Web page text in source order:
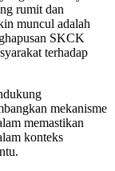
rumit dan
muncul adalah
SKCK
terhadap
mekanisme
memastikan
konteks